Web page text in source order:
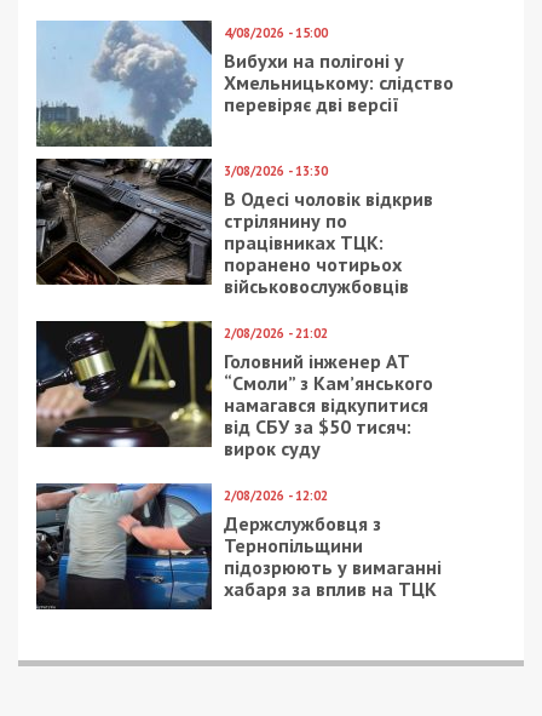
4/08/2026 - 15:00
Вибухи на полігоні у
Хмельницькому: слідство
перевіряє дві версії
3/08/2026 - 13:30
В Одесі чоловік відкрив
стрілянину по
працівниках ТЦК:
поранено чотирьох
військовослужбовців
2/08/2026 - 21:02
Головний інженер АТ
“Смоли” з Кам’янського
намагався відкупитися
від СБУ за $50 тисяч:
вирок суду
2/08/2026 - 12:02
Держслужбовця з
Тернопільщини
підозрюють у вимаганні
хабаря за вплив на ТЦК